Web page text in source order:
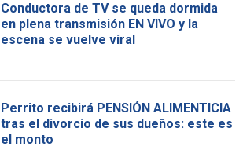
Conductora de TV se queda dormida
en plena transmisión EN VIVO y la
escena se vuelve viral
Perrito recibirá PENSIÓN ALIMENTICIA
tras el divorcio de sus dueños: este es
el monto